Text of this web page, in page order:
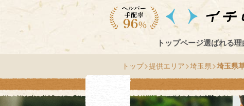
トップページ選ばれる理
トップ 提供エリア 埼玉県 埼玉県